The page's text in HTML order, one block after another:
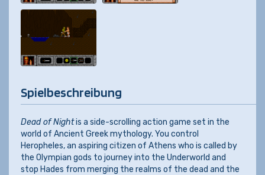
Spielbeschreibung
Dead of Nightis a side-scrolling action game set in the
world of Ancient Greek mythology. You control
Heropheles, an aspiring citizen of Athens who is called by
the Olympian gods to journey into the Underworld and
stop Hades from merging the realms of the dead and the